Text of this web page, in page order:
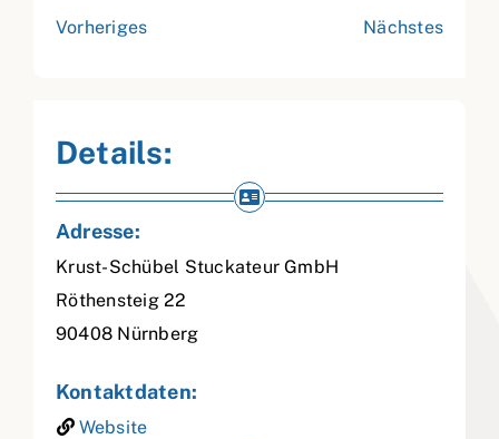
Vorheriges Nächstes
Details:
Adresse:
Krust-Schübel Stuckateur GmbH
Röthensteig 22
90408 Nürnberg
Kontaktdaten:
Website